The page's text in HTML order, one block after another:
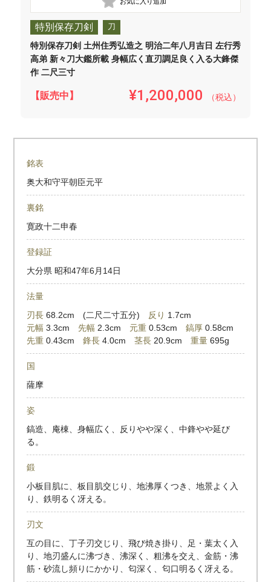
特別保存刀剣 刀
特別保存刀剣 土州住秀弘造之 明治二年八月吉日 左行秀
高弟 新々刀大鑑所載 身幅広く直刃調足良く入る大鋒傑
作 二尺三寸
【販売中】 ¥1,200,000 （税込）
銘表
奥大和守平朝臣元平
裏銘
寛政十二申春
登録証
大分県 昭和47年6月14日
法量
刃長 68.2cm (二尺二寸五分) 反り 1.7cm
元幅 3.3cm 先幅 2.3cm 元重 0.53cm鎬厚 0.58cm
先重 0.43cm鋒長 4.0cm茎長 20.9cm重量 695g
国
薩摩
姿
鎬造、庵棟、身幅広く、反りやや深く、中鋒やや延び
る。
鍛
小板目肌に、板目肌交じり、地沸厚くつき、地景よく入
り、鉄明るく冴える。
刃文
互の目に、丁子刃交じり、飛び焼き掛り、足・葉太く入
り、地刃盛んに沸づき、沸深く、粗沸を交え、金筋・沸
筋・砂流し頻りにかかり、匂深く、匂口明るく冴える。